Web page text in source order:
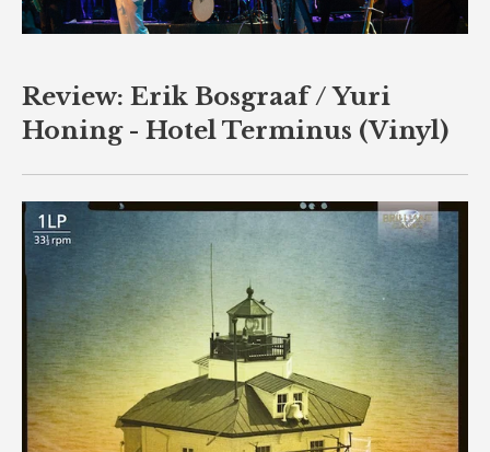
Review: Erik Bosgraaf / Yuri
Honing - Hotel Terminus (Vinyl)